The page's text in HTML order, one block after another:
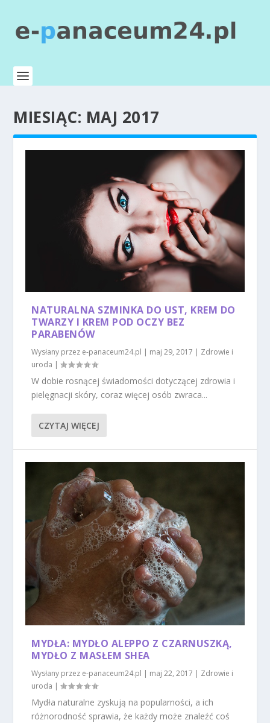
MIESIĄC: MAJ 2017
NATURALNA SZMINKA DO UST, KREM DO
TWARZY I KREM POD OCZY BEZ
PARABENÓW
Wysłany przez e-panaceum24.pl | maj 29, 2017 | Zdrowie i
uroda |
W dobie rosnącej świadomości dotyczącej zdrowia i
pielęgnacji skóry, coraz więcej osób zwraca...
CZYTAJ WIĘCEJ
MYDŁA: MYDŁO ALEPPO Z CZARNUSZKĄ,
MYDŁO Z MASŁEM SHEA
Wysłany przez e-panaceum24.pl | maj 22, 2017 | Zdrowie i
uroda |
Mydła naturalne zyskują na popularności, a ich
różnorodność sprawia, że każdy może znaleźć coś